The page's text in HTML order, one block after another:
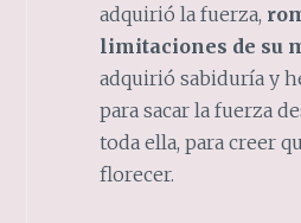
adquirió la fuerza,
limitaciones de su
adquirió sabiduría y
para sacar la fuerza
toda ella, para creer
florecer.